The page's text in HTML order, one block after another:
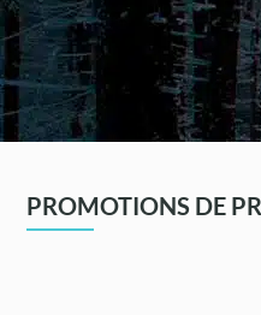
PROMOTIONS DE